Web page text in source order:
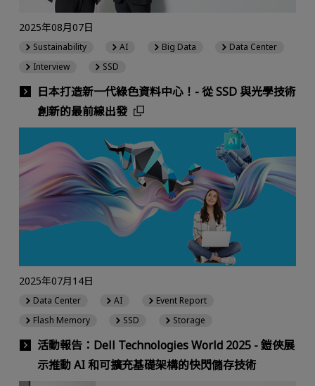
日本打造新一代綠色資料中心！- 從 SSD 與光學技術
創新的最前線出發
2025年08月07日
Sustainability AI Big Data
Data Center
Interview
SSD
活動報告：Dell Technologies World 2025 - 鎧俠展
示推動 AI 和可擴充基礎架構的快閃儲存技術
2025年07月14日
Data Center AI
Event Report
Flash Memory
SSD Storage